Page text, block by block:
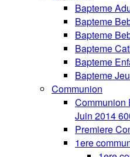
Bapteme
Bapteme
Bapteme
Bapteme
Bapteme
Bapteme
Communion
Communion
Juin 2014
Premiere
1ere